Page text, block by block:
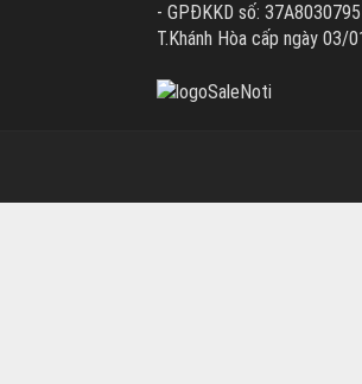
- GPĐKKD số:
T.Khánh Hòa cấp ngày 03/